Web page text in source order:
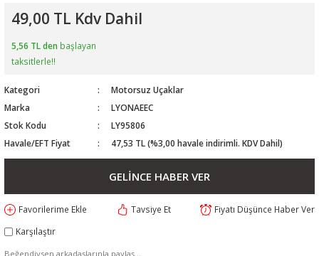
49,00 TL Kdv Dahil
5,56 TL den başlayan
taksitlerle!!
Kategori
Motorsuz Uçaklar
Marka
LYONAEEC
Stok Kodu
LY95806
Havale/EFT Fiyat
47,53 TL (%3,00 havale indirimli. KDV Dahil)
GELİNCE HABER VER
Tavsiye Et
Fiyatı Düşünce Haber Ver
Karşılaştır
Beğendiysen arkadaşlarınla paylaş...